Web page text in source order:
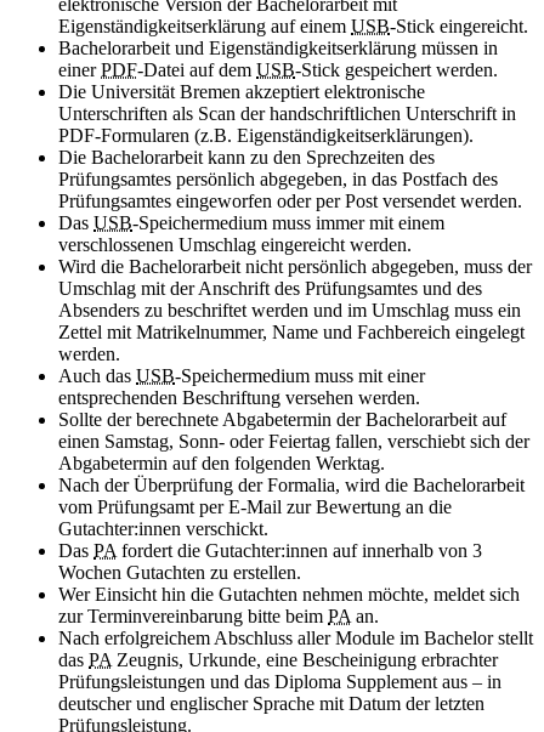
elektronische Version der Bachelorarbeit mit
Eigenständigkeitserklärung auf einem USB-Stick eingereicht.
Bachelorarbeit und Eigenständigkeitserklärung müssen in
einerPDF-Datei auf dem USB-Stick gespeichert werden.
Die Universität Bremen akzeptiert elektronische
Unterschriften als Scan der handschriftlichen Unterschrift in
PDF-Formularen (z.B. Eigenständigkeitserklärungen).
Die Bachelorarbeit kann zu den Sprechzeiten des
Prüfungsamtes persönlich abgegeben, in das Postfach des
Prüfungsamtes eingeworfen oder per Post versendet werden.
Das USB-Speichermedium muss immer mit einem
verschlossenen Umschlag eingereicht werden.
Wird die Bachelorarbeit nicht persönlich abgegeben, muss der
Umschlag mit der Anschrift des Prüfungsamtes und des
Absenders zu beschriftet werden und im Umschlag muss ein
Zettel mit Matrikelnummer, Name und Fachbereich eingelegt
werden.
Auch das USB-Speichermedium muss mit einer
entsprechenden Beschriftung versehen werden.
Sollte der berechnete Abgabetermin der Bachelorarbeit auf
einen Samstag, Sonn- oder Feiertag fallen, verschiebt sich der
Abgabetermin auf den folgenden Werktag.
Nach der Überprüfung der Formalia, wird die Bachelorarbeit
vom Prüfungsamt per E-Mail zur Bewertung an die
Gutachter:innen verschickt.
Das PAfordert die Gutachter:innen auf innerhalb von 3
Wochen Gutachten zu erstellen.
Wer Einsicht hin die Gutachten nehmen möchte, meldet sich
zur Terminvereinbarung bitte beim PAan.
Nach erfolgreichem Abschluss aller Module im Bachelor stellt
das PAZeugnis, Urkunde, eine Bescheinigung erbrachter
Prüfungsleistungen und das Diploma Supplement aus – in
deutscher und englischer Sprache mit Datum der letzten
Prüfungsleistung.